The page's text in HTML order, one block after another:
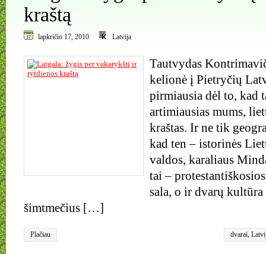
kraštą
lapkričio 17, 2010 Latvija
Tautvydas
kelionė į Pietryčių
pirmiausia dėl to, kad
artimiausias mums,
kraštas. Ir ne tik
kad ten – istorinės
valdos, karaliaus
tai –
sala, o ir dvarų kultūra
šimtmečius […]
Plačiau dvarai,